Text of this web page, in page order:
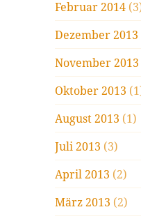
Februar 2014
Dezember 2013
November 2013
Oktober 2013
August 2013 (1)
Juli 2013 (3)
April 2013 (2)
März 2013 (2)